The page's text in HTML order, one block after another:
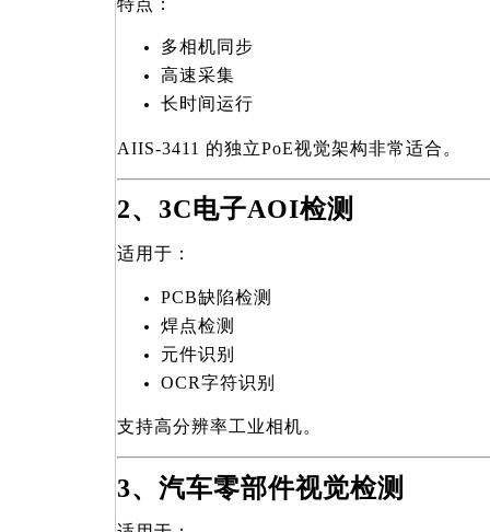
多相机同步
高速采集
长时间运行
AIIS-3411 的独立PoE视觉架构非常适合。
2、3C电子AOI检测
适用于：
PCB缺陷检测
焊点检测
元件识别
OCR字符识别
支持高分辨率工业相机。
3、汽车零部件视觉检测